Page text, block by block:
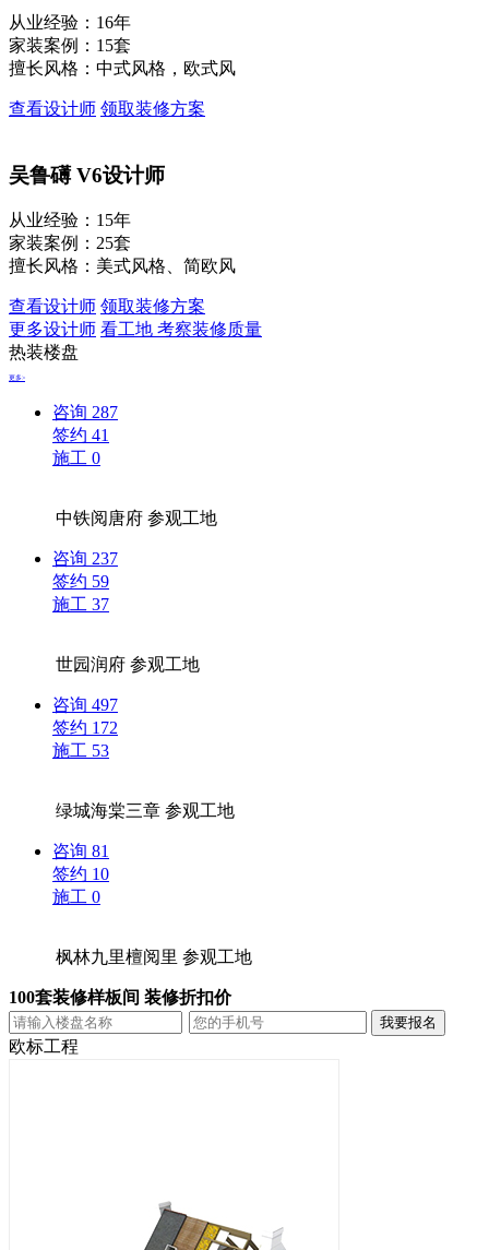
从业经验：16年
家装案例：15套
擅长风格：中式风格，欧式风
查看设计师 领取装修方案
吴鲁礡V6设计师
从业经验：15年
家装案例：25套
擅长风格：美式风格、简欧风
查看设计师 领取装修方案
更多设计师 看工地 考察装修质量
热装楼盘
更多>
咨询 287
签约 41
施工 0
中铁阅唐府参观工地
咨询 237
签约 59
施工 37
世园润府参观工地
咨询 497
签约 172
施工 53
绿城海棠三章参观工地
咨询 81
签约 10
施工 0
枫林九里檀阅里参观工地
100套装修样板间 装修折扣价
欧标工程